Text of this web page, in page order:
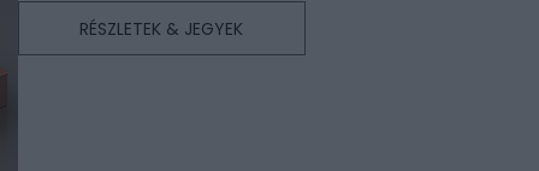
kapcsolatban, hogy mely trendek jelentenek valódi, hosszú
RÉSZLETEK & JEGYEK